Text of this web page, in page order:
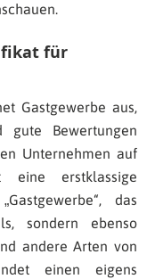
für
Gastgewerbe aus,
gute Bewertungen
Unternehmen auf
erstklassige
das
sondern ebenso
andere Arten von
einen eigens